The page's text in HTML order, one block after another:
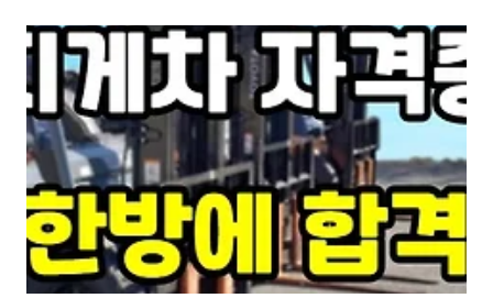
진으로 와서 다시 팔레트 갔다 놓을 때 한 번에 회전해서 놓다가 금 밟아서 탈락
했습니다. 지게차 운전기능사 필기 포함해서 다른 거는 학원에서 배운 대로 해
도 후진 한 번에 턴 하는 거는 유튜브에서 찾아봐도 괜찮습니다. 두 번째 시험에
는 다른 곳에서 시험 보는 바람에 두산 것(주황색) 지게차 몰았는데 두산 꺼는
차가 느려서 액셀을 밟아..